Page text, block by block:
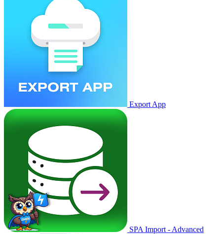
Export App
SPA Import - Advanced